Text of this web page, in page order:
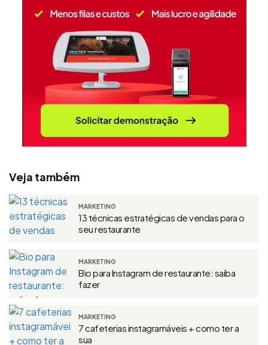
Veja também
MARKETING
13 técnicas estratégicas de vendas para o
seu restaurante
MARKETING
Bio para Instagram de restaurante: saiba
fazer
MARKETING
7 cafeterias instagramáveis + como ter a
sua